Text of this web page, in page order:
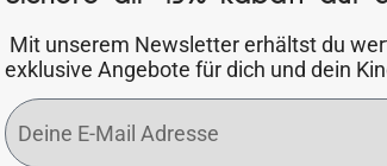
Mit unserem Newsletter erhältst du
exklusive Angebote für dich und dein